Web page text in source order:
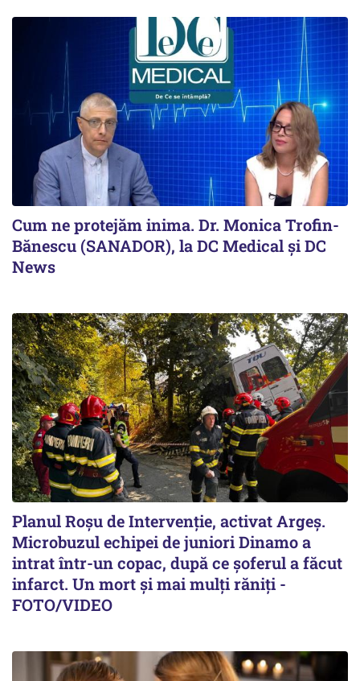
Cum ne protejăm inima. Dr. Monica Trofin-
Bănescu (SANADOR), la DC Medical și DC
News
Planul Roşu de Intervenţie, activat Argeş.
Microbuzul echipei de juniori Dinamo a
intrat într-un copac, după ce șoferul a făcut
infarct. Un mort și mai mulți răniți -
FOTO/VIDEO